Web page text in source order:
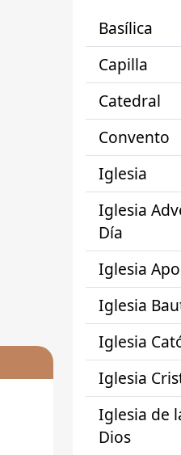
Basílica
Capilla
Catedral
Convento
Iglesia
Iglesia
Día
Iglesia
Iglesia
Iglesia
Iglesia
Iglesia de
Dios